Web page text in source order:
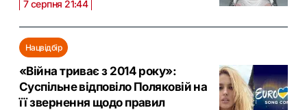
7 серпня 21:44
Нацвідбір
«Війна триває з 2014 року»:
Суспільне відповіло Поляковій на
її звернення щодо правил